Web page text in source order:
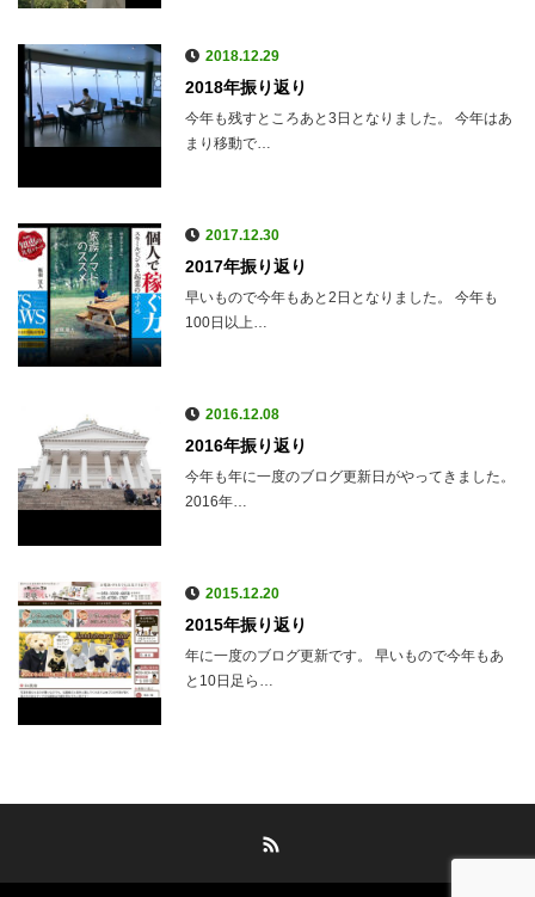
2018.12.29
2018年振り返り
今年も残すところあと3日となりました。 今年はあ
まり移動で…
2017.12.30
2017年振り返り
早いもので今年もあと2日となりました。 今年も
100日以上…
2016.12.08
2016年振り返り
今年も年に一度のブログ更新日がやってきました。
2016年…
2015.12.20
2015年振り返り
年に一度のブログ更新です。 早いもので今年もあ
と10日足ら…